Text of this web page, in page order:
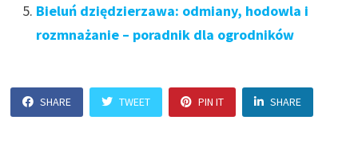
Bieluń dziędzierzawa: odmiany, hodowla i
rozmnażanie – poradnik dla ogrodników
SHARE TWEET PIN IT SHARE